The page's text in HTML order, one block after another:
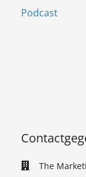
Podcast
The